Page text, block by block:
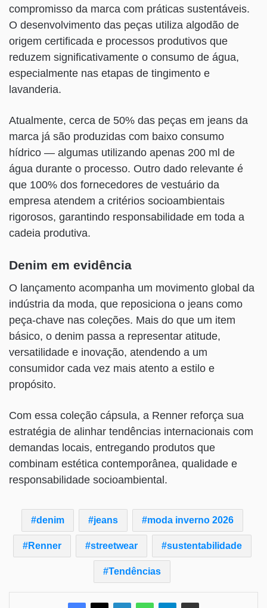
compromisso da marca com práticas sustentáveis.
O desenvolvimento das peças utiliza algodão de
origem certificada e processos produtivos que
reduzem significativamente o consumo de água,
especialmente nas etapas de tingimento e
lavanderia.
Atualmente, cerca de 50% das peças em jeans da
marca já são produzidas com baixo consumo
hídrico — algumas utilizando apenas 200 ml de
água durante o processo. Outro dado relevante é
que 100% dos fornecedores de vestuário da
empresa atendem a critérios socioambientais
rigorosos, garantindo responsabilidade em toda a
cadeia produtiva.
Denim em evidência
O lançamento acompanha um movimento global da
indústria da moda, que reposiciona o jeans como
peça-chave nas coleções. Mais do que um item
básico, o denim passa a representar atitude,
versatilidade e inovação, atendendo a um
consumidor cada vez mais atento a estilo e
propósito.
Com essa coleção cápsula, a Renner reforça sua
estratégia de alinhar tendências internacionais com
demandas locais, entregando produtos que
combinam estética contemporânea, qualidade e
responsabilidade socioambiental.
denim jeans moda inverno 2026
Renner streetwear sustentabilidade
Tendências